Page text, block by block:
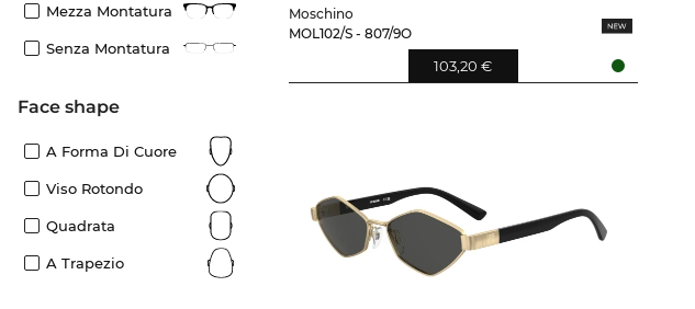
Mezza Montatura
Senza Montatura
Face shape
A Forma Di Cuore
Viso Rotondo
Quadrata
A Trapezio
Moschino
MOL102/S - 807/9O
103,20 €